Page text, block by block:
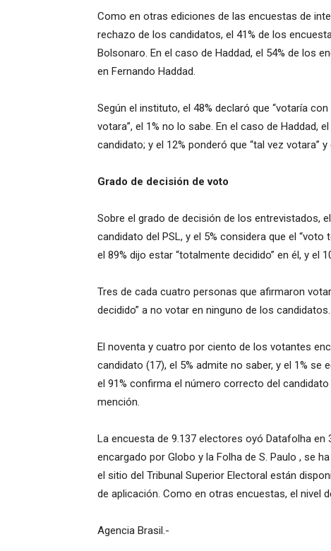
Como en otras ediciones de las encuestas de
rechazo de los candidatos, el 41% de los
Bolsonaro. En el caso de Haddad, el 54% de los
en Fernando Haddad.
Según el instituto, el 48% declaró que “votaría
votara”, el 1% no lo sabe. En el caso de Haddad,
candidato; y el 12% ponderó que “tal vez votara” y
Grado de decisión de voto
Sobre el grado de decisión de los entrevistados,
candidato del PSL, y el 5% considera que el “voto
el 89% dijo estar “totalmente decidido” en él, y el
Tres de cada cuatro personas que afirmaron
decidido” a no votar en ninguno de los candidatos.
El noventa y cuatro por ciento de los votantes
candidato (17), el 5% admite no saber, y el 1% se
el 91% confirma el número correcto del
mención.
La encuesta de 9.137 electores oyó Datafolha en
encargado por Globo y la Folha de S. Paulo , se
el sitio del Tribunal Superior Electoral están
de aplicación. Como en otras encuestas, el nivel
Agencia Brasil.-